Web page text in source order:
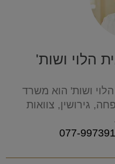
הלוי ושות'
ושות' הוא משרד
גירושין, צוואות
077-